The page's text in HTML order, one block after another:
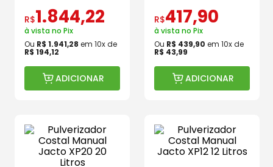
R$1.844,22
à vista no Pix
Ou R$ 1.941,28 em 10x de
R$ 194,12
ADICIONAR
R$417,90
à vista no Pix
Ou R$ 439,90 em 10x de
R$ 43,99
ADICIONAR